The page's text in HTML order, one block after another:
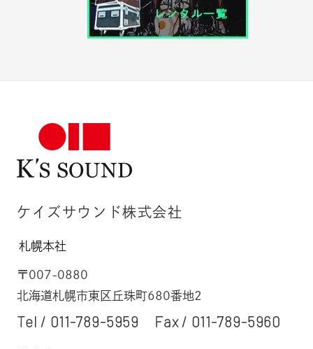
ケイズサウンド株式会社
札幌本社
〒007-0880
北海道札幌市東区丘珠町680番地2
Tel / 011-789-5959 Fax / 011-789-5960